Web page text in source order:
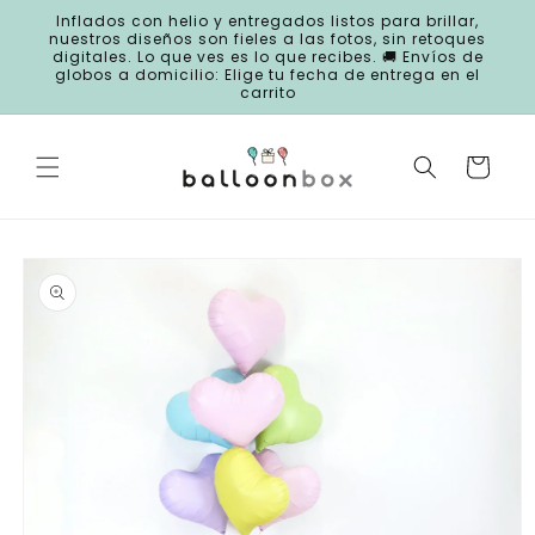
directamente
al contenido
Inflados con helio y entregados listos para brillar,
nuestros diseños son fieles a las fotos, sin retoques
digitales. Lo que ves es lo que recibes. 🚚 Envíos de
globos a domicilio: Elige tu fecha de entrega en el
carrito
Carrito
directamente
a la
información